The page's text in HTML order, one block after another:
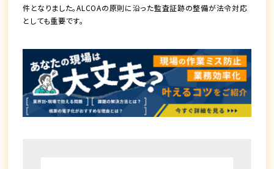
件となりました。ALCOAの原則に沿った監査証跡の整備が法令対応
としても重要です。